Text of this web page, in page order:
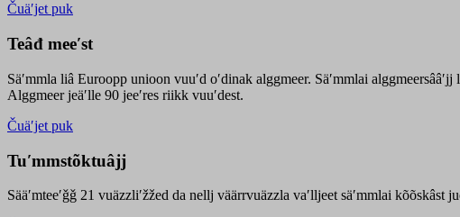
Čuäʹjet puk
Teâđ meeʹst
Säʹmmla liâ Euroopp unioon vuuʹd oʹdinak alggmeer. Säʹmmlai alggmeersââʹjj
Alggmeer jeäʹlle 90 jeeʹres riikk vuuʹdest.
Čuäʹjet puk
Tuʹmmstõktuâjj
Sääʹmteeʹǧǧ 21 vuäzzliʹžžed da nellj väärrvuäzzla vaʹlljeet säʹmmlai kõõskâst